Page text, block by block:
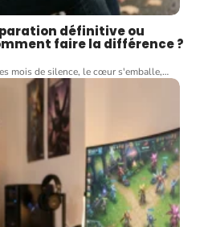
définitive ou
faire la différence ?
mois de silence, le cœur s'emballe,…